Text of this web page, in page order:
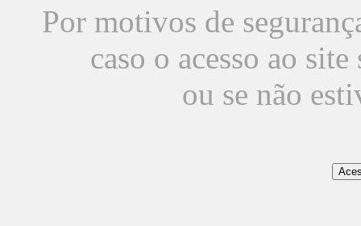
Por motivos de
caso o acesso ao
ou se não